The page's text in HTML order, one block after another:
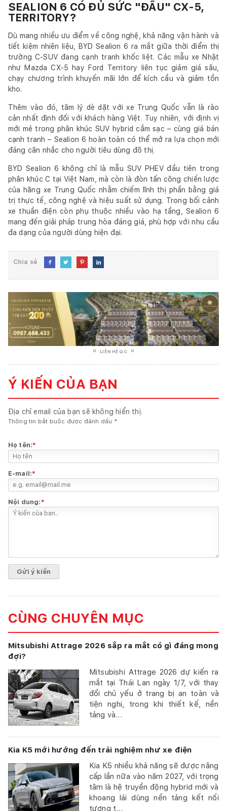
SEALION 6 CÓ ĐỦ SỨC "ĐẤU" CX-5,
TERRITORY?
Dù mang nhiều ưu điểm về công nghệ, khả năng vận hành và
tiết kiệm nhiên liệu, BYD Sealion 6 ra mắt giữa thời điểm thị
trường C-SUV đang cạnh tranh khốc liệt. Các mẫu xe Nhật
như Mazda CX-5 hay Ford Territory liên tục giảm giá sâu,
chạy chương trình khuyến mãi lớn để kích cầu và giảm tồn
kho.
Thêm vào đó, tâm lý dè dặt với xe Trung Quốc vẫn là rào
cản nhất định đối với khách hàng Việt. Tuy nhiên, với định vị
mới mẻ trong phân khúc SUV hybrid cắm sạc – cùng giá bán
cạnh tranh – Sealion 6 hoàn toàn có thể mở ra lựa chọn mới
đáng cân nhắc cho người tiêu dùng đô thị.
BYD Sealion 6 không chỉ là mẫu SUV PHEV đầu tiên trong
phân khúc C tại Việt Nam, mà còn là đòn tấn công chiến lược
của hãng xe Trung Quốc nhằm chiếm lĩnh thị phần bằng giá
trị thực tế, công nghệ và hiệu suất sử dụng. Trong bối cảnh
xe thuần điện còn phụ thuộc nhiều vào hạ tầng, Sealion 6
mang đến giải pháp trung hòa đáng giá, phù hợp với nhu cầu
đa dạng của người dùng hiện đại.
Chia sẻ    
LIÊN HỆ QC
Ý KIẾN CỦA BẠN
Địa chỉ email của bạn sẽ không hiển thị.
Thông tin bắt buộc được đánh dấu *
Họ tên:*
E-mail:*
Nội dung: *
CÙNG CHUYÊN MỤC
Mitsubishi Attrage 2026 sắp ra mắt có gì đáng mong
đợi?
Mitsubishi Attrage 2026 dự kiến ra
mắt tại Thái Lan ngày 1/7, với thay
đổi chủ yếu ở trang bị an toàn và
tiện nghi, trong khi thiết kế, nền
tảng và...
Kia K5 mới hướng đến trải nghiệm như xe điện
Kia K5 nhiều khả năng sẽ được nâng
cấp lần nữa vào năm 2027, với trọng
tâm là hệ truyền động hybrid mới và
khoang lái dùng nền tảng kết nối
tương t...